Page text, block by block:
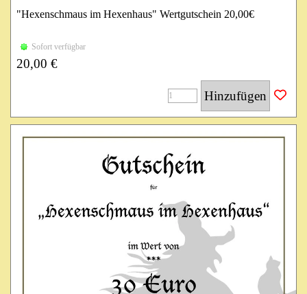
"Hexenschmaus im Hexenhaus" Wertgutschein 20,00€
Resort Landlust.
Gilt 3 Jahre ab Kaufdatum während der Öffnungszeiten mit
Gilt nicht an Veranstaltungen und ohne Terminvereinbarung!
Sofort verfügbar
20,00 €
Hinzufügen